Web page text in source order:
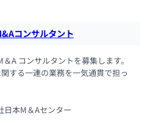
コンサルタント
A コンサルタントを募集します。
する一連の業務を一気通貫で担っ
日本M＆Aセンター